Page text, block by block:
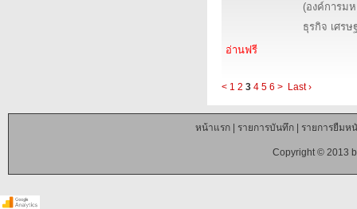
(องค์การม
ธุรกิจ เศรษ
อ่านฟรี
< 1 2 3 4 5 6 > Last ›
หน้าแรก| รายการบันทึก| รายการยืมห
Copyright © 2013